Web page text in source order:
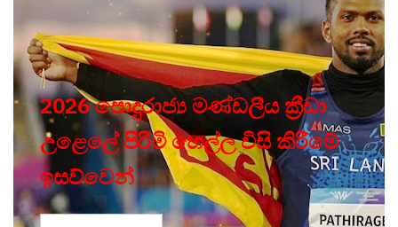
2026 පොදුරාජ්‍ය මණ්ඩලීය ක්‍රීඩා
උළෙලේ පිරිමි හෙල්ල විසි කිරීමේ
ඉසව්වෙන්